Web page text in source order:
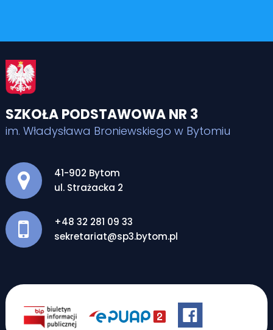
SZKOŁA PODSTAWOWA NR 3
im. Władysława Broniewskiego w Bytomiu
Adres pocztowy:
41-902 Bytom
ul. Strażacka 2
+48 32 281 09 33
sekretariat@sp3.bytom.pl